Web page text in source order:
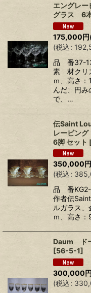
エングレ
グラス 6
175,000円
(税込:
品 番37-
素 材クリ
ｍ、高さ
んだ、円
で、…
伝Saint
レービン
6脚 セット
350,000円
(税込:
品 番KG2-
作者伝
ルガラス
ｍ、高
Daum ド
[56-5-1]
300,000円
(税込: